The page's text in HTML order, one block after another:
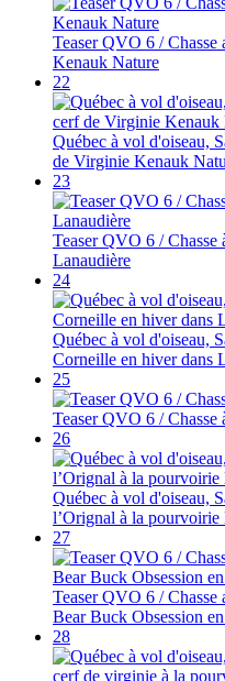
Teaser QVO 6 /
Kenauk Nature
22
Québec à vol d'oiseau,
de Virginie Kenauk
23
Teaser QVO 6 / Chasse
Lanaudière
24
Québec à vol d'oiseau,
Corneille en hiver dans
25
Teaser QVO 6 /
26
Québec à vol d'oiseau,
l’Orignal à la pourvoirie
27
Teaser QVO 6 /
Bear Buck Obsession
28